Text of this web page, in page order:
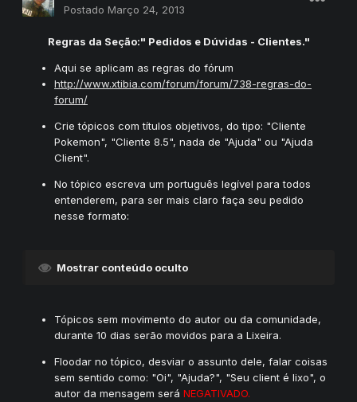
Postado Março 24, 2013
Regras da Seção:" Pedidos e Dúvidas - Clientes."
Aqui se aplicam as regras do fórum
http://www.xtibia.com/forum/forum/738-regras-do-
forum/
Crie tópicos com títulos objetivos, do tipo: "Cliente
Pokemon", "Cliente 8.5", nada de "Ajuda" ou "Ajuda
Client".
No tópico escreva um português legível para todos
entenderem, para ser mais claro faça seu pedido
nesse formato:
Mostrar conteúdo oculto
Tópicos sem movimento do autor ou da comunidade,
durante 10 dias serão movidos para a Lixeira.
Floodar no tópico, desviar o assunto dele, falar coisas
sem sentido como: "Oi", "Ajuda?", "Seu client é lixo", o
autor da mensagem será NEGATIVADO.